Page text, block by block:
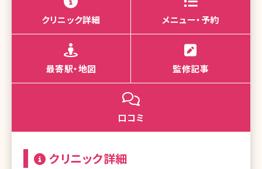
クリニック詳細 メニュー・予約
最寄駅・地図 監修記事
口コミ
クリニック詳細